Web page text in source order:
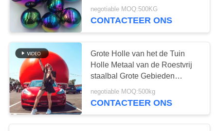
Rang 304 316
negotiable MOQ:500KG
CONTACTEER ONS
Grote Holle van het de Tuin
Holle Metaal van de Roestvrij
staalbal Grote Gebieden
1000mm 1200mm 1500mm
2000mm
negotiable MOQ:500kg
CONTACTEER ONS